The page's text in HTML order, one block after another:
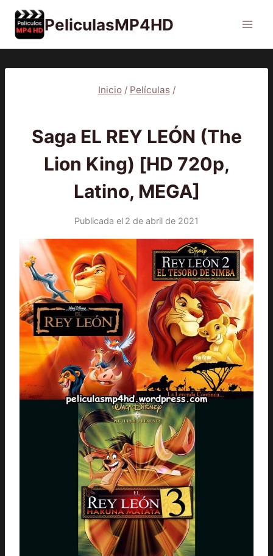
Saltar
contenido
PeliculasMP4HD
Inicio / Películas /
Saga EL REY LEÓN (The
Lion King) [HD 720p,
Latino, MEGA]
Publicada el 2 de abril de 2021